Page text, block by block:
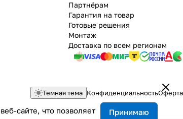
Партнёрам
Гарантия на товар
Готовые решения
Монтаж
Доставка по всем регионам
Темная тема КонфиденциальностьОферта
сайте, что позволяет
Принимаю